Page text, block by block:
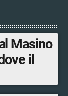
Masino
il